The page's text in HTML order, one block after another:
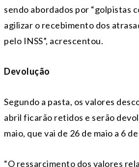
sendo abordados por “golpistas
agilizar o recebimento dos
pelo INSS”, acrescentou.
Devolução
Segundo a pasta, os valores
abril ficarão retidos e serão
maio, que vai de 26 de maio a 6
“O ressarcimento dos valores